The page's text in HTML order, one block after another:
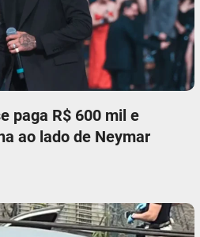
paga R$ 600 mil e
ao lado de Neymar